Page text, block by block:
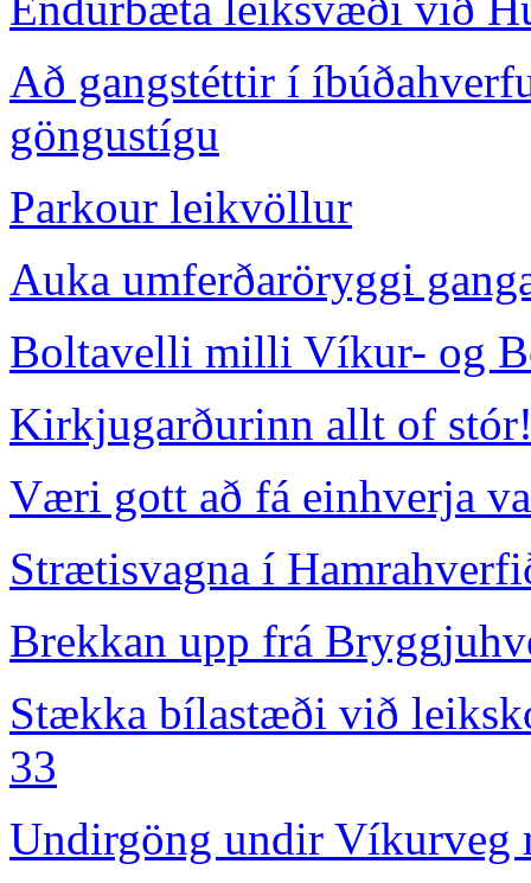
Að gangstéttir í
göngustígu
Parkour leikvöllur
Auka umferðaröryggi
Boltavelli milli Víkur- og
Kirkjugarðurinn allt of
Væri gott að fá einhverja
Strætisvagna í
Brekkan upp frá
Stækka bílastæði við
33
Undirgöng undir